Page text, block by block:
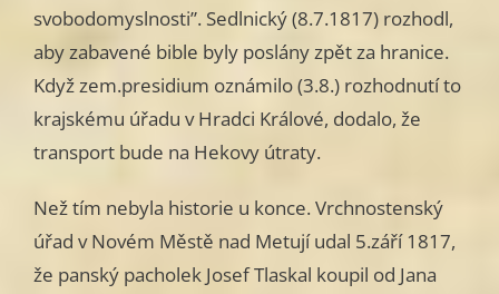
svobodomyslnosti”. Sedlnický (8.7.1817) rozhodl,
aby zabavené bible byly poslány zpět za hranice.
Když zem.presidium oznámilo (3.8.) rozhodnutí to
krajskému úřadu v Hradci Králové, dodalo, že
transport bude na Hekovy útraty.
Než tím nebyla historie u konce. Vrchnostenský
úřad v Novém Městě nad Metují udal 5.září 1817,
že panský pacholek Josef Tlaskal koupil od Jana